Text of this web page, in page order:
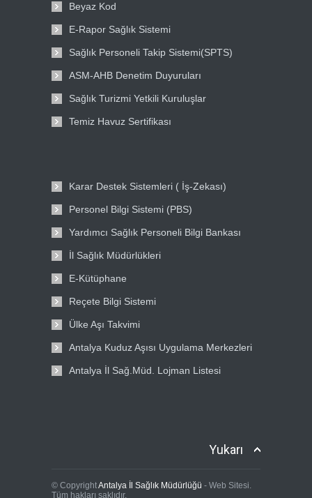
Beyaz Kod
E-Rapor Sağlık Sistemi
Sağlık Personeli Takip Sistemi(SPTS)
ASM-AHB Denetim Duyuruları
Sağlık Turizmi Yetkili Kuruluşlar
Temiz Havuz Sertifikası
Karar Destek Sistemleri ( İş-Zekası)
Personel Bilgi Sistemi (PBS)
Yardımcı Sağlık Personeli Bilgi Bankası
İl Sağlık Müdürlükleri
E-Kütüphane
Reçete Bilgi Sistemi
Ülke Aşı Takvimi
Antalya Kuduz Aşısı Uygulama Merkezleri
Antalya İl Sağ.Müd. Lojman Listesi
Yukarı
© CopyrightAntalya İl Sağlık Müdürlüğü - Web Sitesi.
Tüm hakları saklıdır.